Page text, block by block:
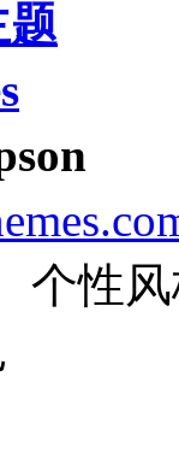
题
个性